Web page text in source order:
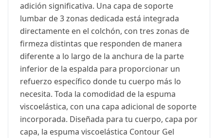
adición significativa. Una capa de soporte
lumbar de 3 zonas dedicada está integrada
directamente en el colchón, con tres zonas de
firmeza distintas que responden de manera
diferente a lo largo de la anchura de la parte
inferior de la espalda para proporcionar un
refuerzo específico donde tu cuerpo más lo
necesita. Toda la comodidad de la espuma
viscoelástica, con una capa adicional de soporte
incorporada. Diseñada para tu cuerpo, capa por
capa, la espuma viscoelástica Contour Gel